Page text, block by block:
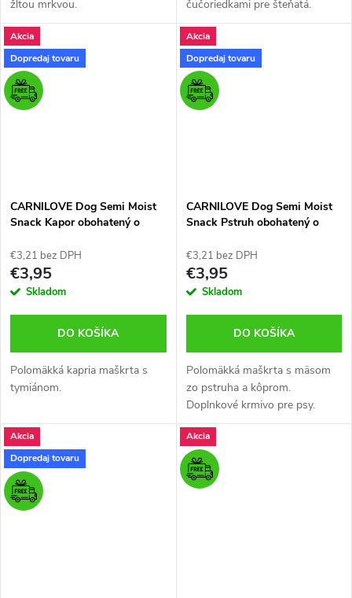
žltou mrkvou. čučoriedkami pre šteňatá.
Akcia
Dopredaj tovaru
CARNILOVE Dog Semi Moist
Snack Kapor obohatený o
€3,21 bez DPH
€3,95
Skladom
DO KOŠÍKA
Polomäkká kapria maškrta s
tymiánom.
Akcia
Dopredaj tovaru
CARNILOVE Dog Semi Moist
Snack Pstruh obohatený o
€3,21 bez DPH
€3,95
Skladom
DO KOŠÍKA
Polomäkká maškrta s mäsom
zo pstruha a kôprom.
Doplnkové krmivo pre psy.
Akcia
Dopredaj tovaru
Akcia